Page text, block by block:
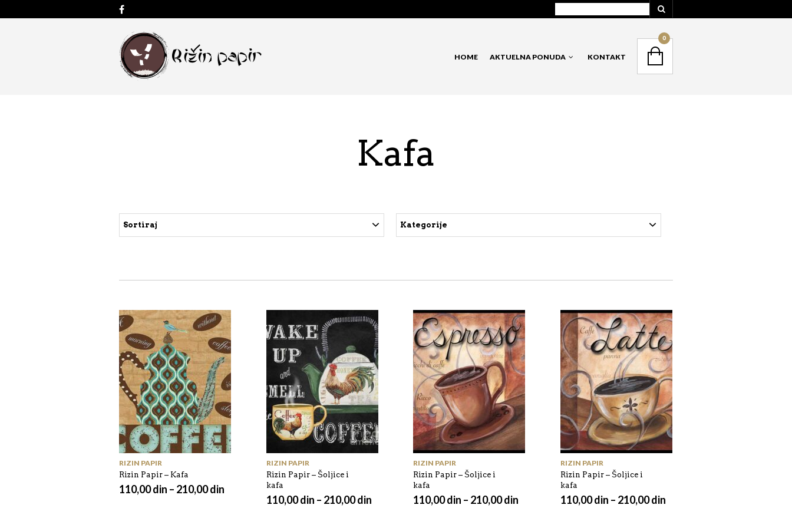
HOME AKTUELNA PONUDA KONTAKT
0
Kafa
Sortiraj Kategorije
RIZIN PAPIR
Rizin Papir – Kafa
110,00din – 210,00din
RIZIN PAPIR
Rizin Papir – Šoljice i
kafa
110,00din – 210,00din
RIZIN PAPIR
Rizin Papir – Šoljice i
kafa
110,00din – 210,00din
RIZIN PAPIR
Rizin Papir – Šoljice i
kafa
110,00din – 210,00din